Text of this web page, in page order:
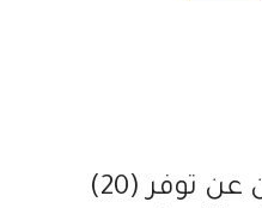
جامعة الفيصل تعلن عن توفر (20)